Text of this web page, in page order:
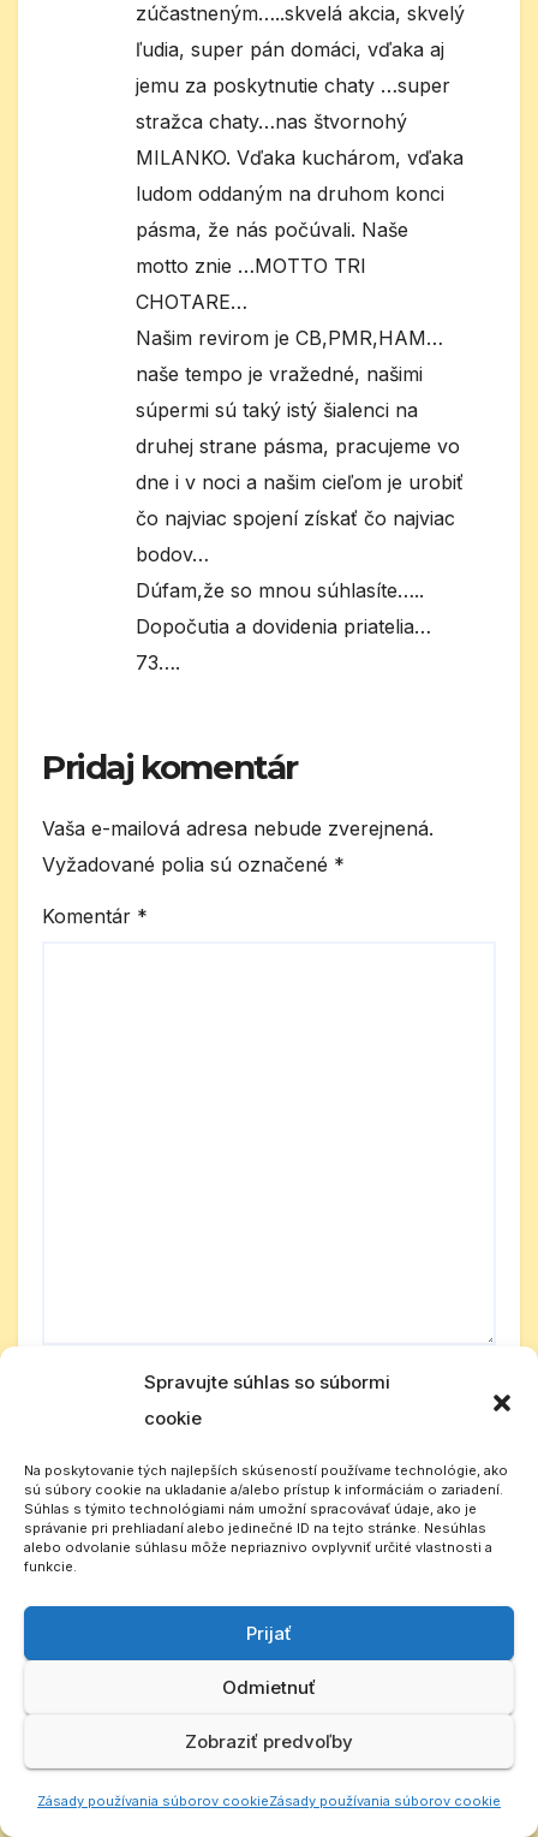
Spravujte súhlas so súbormi
cookie
Na poskytovanie tých najlepších skúseností používame technológie, ako
sú súbory cookie na ukladanie a/alebo prístup k informáciám o zariadení.
Súhlas s týmito technológiami nám umožní spracovávať údaje, ako je
správanie pri prehliadaní alebo jedinečné ID na tejto stránke. Nesúhlas
alebo odvolanie súhlasu môže nepriaznivo ovplyvniť určité vlastnosti a
funkcie.
Prijať
Odmietnuť
Zobraziť predvoľby
Zásady používania súborov cookieZásady používania súborov cookie
zúčastneným…..skvelá akcia, skvelý
ľudia, super pán domáci, vďaka aj
jemu za poskytnutie chaty …super
stražca chaty…nas štvornohý
MILANKO. Vďaka kuchárom, vďaka
ludom oddaným na druhom konci
pásma, že nás počúvali. Naše
motto znie …MOTTO TRI
CHOTARE…
Našim revirom je CB,PMR,HAM…
naše tempo je vražedné, našimi
súpermi sú taký istý šialenci na
druhej strane pásma, pracujeme vo
dne i v noci a našim cieľom je urobiť
čo najviac spojení získať čo najviac
bodov…
Dúfam,že so mnou súhlasíte…..
Dopočutia a dovidenia priatelia…
73….
Pridaj komentár
Vaša e-mailová adresa nebude zverejnená.
Vyžadované polia sú označené *
Komentár *
E-mail*